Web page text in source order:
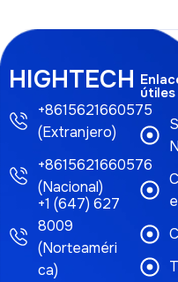
HIGHTECH
+8615621660575
(Extranjero)
+8615621660576
(Nacional)
+1 (647) 627
8009
(Norteaméri
ca)
útiles